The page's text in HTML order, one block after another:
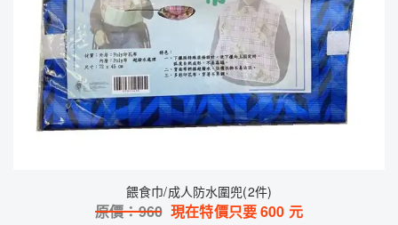
餵食巾/成人防水圍兜(2件)
原價：960 現在特價只要600 元